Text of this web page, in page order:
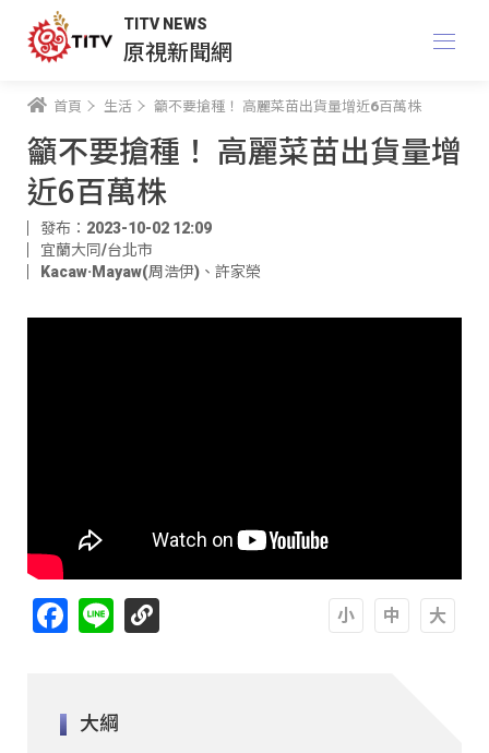
TITV NEWS
原視新聞網
首頁 生活 籲不要搶種！ 高麗菜苗出貨量增近6百萬株
籲不要搶種！ 高麗菜苗出貨量增
近6百萬株
發布：2023-10-02 12:09
宜蘭大同/台北市
Kacaw·Mayaw(周浩伊) 、 許家榮
Facebook
Line
大綱